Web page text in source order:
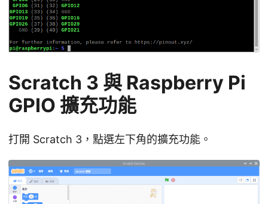
Scratch 3 與 Raspberry Pi
GPIO 擴充功能
打開 Scratch 3，點選左下角的擴充功能。